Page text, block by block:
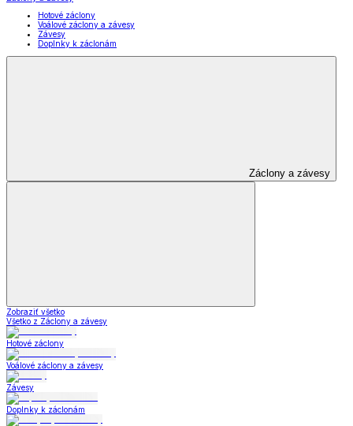
Hotové záclony
Voálové záclony a závesy
Závesy
Doplnky k záclonám
Záclony a závesy
Zobraziť všetko
Všetko z Záclony a závesy
Hotové záclony
Voálové záclony a závesy
Závesy
Doplnky k záclonám